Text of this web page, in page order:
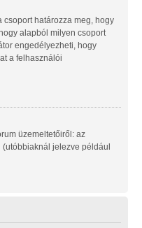
csoport határozza meg, hogy
alapból milyen csoport
engedélyezheti, hogy
a felhasználói
üzemeltetőiről: az
jelezve például